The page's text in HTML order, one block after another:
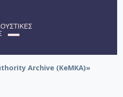
Archive (KeMKA)»